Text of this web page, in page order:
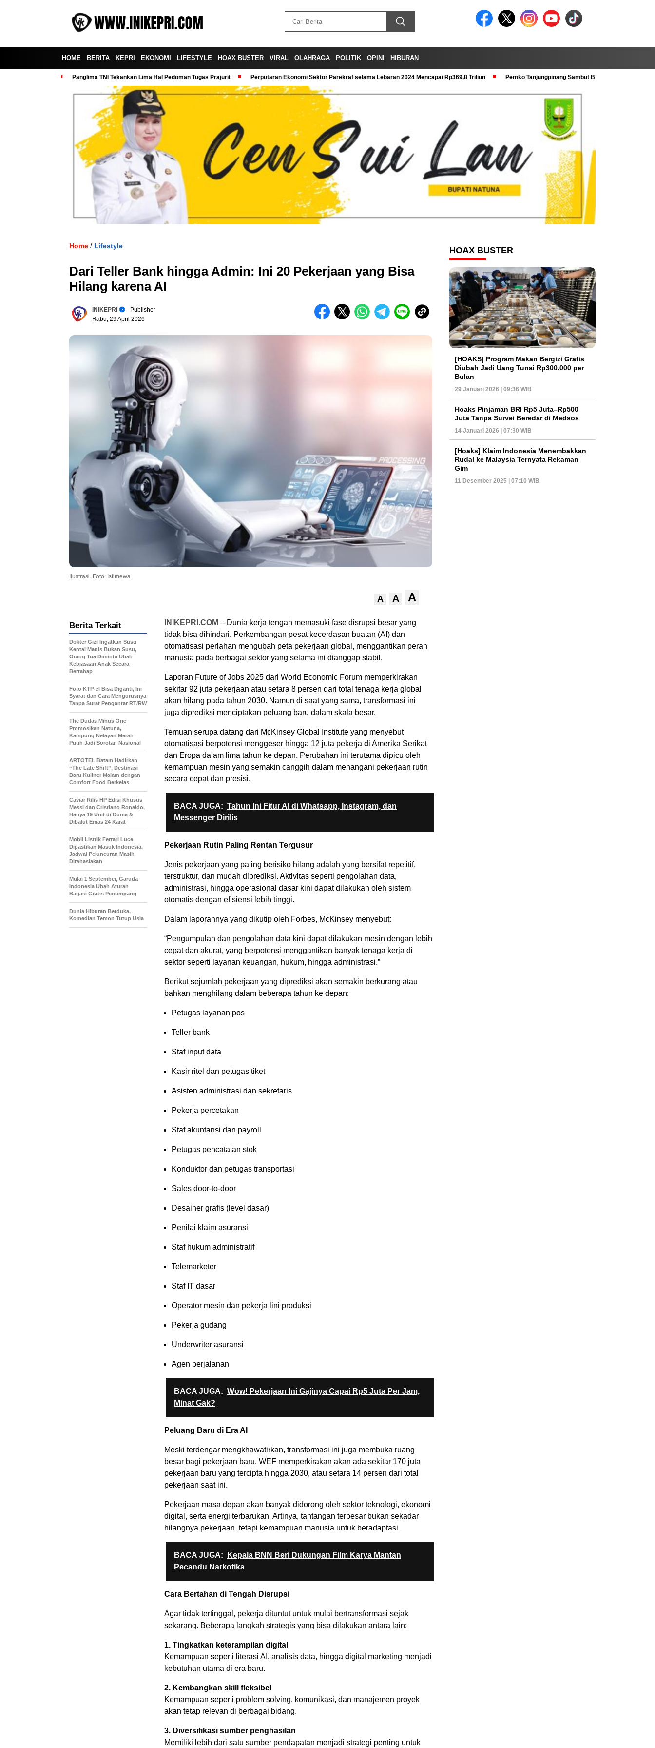
HOME BERITA KEPRI EKONOMI LIFESTYLE HOAX BUSTER VIRAL OLAHRAGA POLITIK OPINI HIBURAN
Panglima TNI Tekankan Lima Hal Pedoman Tugas Prajurit Perputaran Ekonomi Sektor Parekraf selama Lebaran 2024 Mencapai Rp369,8 Triliun Pemko Tanjungpinang Sambut Baik Pra Verval KRS
Home / Lifestyle
Dari Teller Bank hingga Admin: Ini 20 Pekerjaan yang Bisa
Hilang karena AI
INIKEPRI
- Publisher
Rabu, 29 April 2026
Ilustrasi. Foto: Istimewa
A A A
INIKEPRI.COM – Dunia kerja tengah memasuki fase disrupsi besar yang
tidak bisa dihindari. Perkembangan pesat kecerdasan buatan (AI) dan
otomatisasi perlahan mengubah peta pekerjaan global, menggantikan peran
manusia pada berbagai sektor yang selama ini dianggap stabil.
Laporan Future of Jobs 2025 dari World Economic Forum memperkirakan
sekitar 92 juta pekerjaan atau setara 8 persen dari total tenaga kerja global
akan hilang pada tahun 2030. Namun di saat yang sama, transformasi ini
juga diprediksi menciptakan peluang baru dalam skala besar.
Temuan serupa datang dari McKinsey Global Institute yang menyebut
otomatisasi berpotensi menggeser hingga 12 juta pekerja di Amerika Serikat
dan Eropa dalam lima tahun ke depan. Perubahan ini terutama dipicu oleh
kemampuan mesin yang semakin canggih dalam menangani pekerjaan rutin
secara cepat dan presisi.
BACA JUGA: Tahun Ini Fitur AI di Whatsapp, Instagram, dan
Messenger Dirilis
Pekerjaan Rutin Paling Rentan Tergusur
Jenis pekerjaan yang paling berisiko hilang adalah yang bersifat repetitif,
terstruktur, dan mudah diprediksi. Aktivitas seperti pengolahan data,
administrasi, hingga operasional dasar kini dapat dilakukan oleh sistem
otomatis dengan efisiensi lebih tinggi.
Dalam laporannya yang dikutip oleh Forbes, McKinsey menyebut:
“Pengumpulan dan pengolahan data kini dapat dilakukan mesin dengan lebih
cepat dan akurat, yang berpotensi menggantikan banyak tenaga kerja di
sektor seperti layanan keuangan, hukum, hingga administrasi.”
Berikut sejumlah pekerjaan yang diprediksi akan semakin berkurang atau
bahkan menghilang dalam beberapa tahun ke depan:
Petugas layanan pos
Teller bank
Staf input data
Kasir ritel dan petugas tiket
Asisten administrasi dan sekretaris
Pekerja percetakan
Staf akuntansi dan payroll
Petugas pencatatan stok
Konduktor dan petugas transportasi
Sales door-to-door
Desainer grafis (level dasar)
Penilai klaim asuransi
Staf hukum administratif
Telemarketer
Staf IT dasar
Operator mesin dan pekerja lini produksi
Pekerja gudang
Underwriter asuransi
Agen perjalanan
BACA JUGA: Wow! Pekerjaan Ini Gajinya Capai Rp5 Juta Per Jam,
Minat Gak?
Peluang Baru di Era AI
Meski terdengar mengkhawatirkan, transformasi ini juga membuka ruang
besar bagi pekerjaan baru. WEF memperkirakan akan ada sekitar 170 juta
pekerjaan baru yang tercipta hingga 2030, atau setara 14 persen dari total
pekerjaan saat ini.
Pekerjaan masa depan akan banyak didorong oleh sektor teknologi, ekonomi
digital, serta energi terbarukan. Artinya, tantangan terbesar bukan sekadar
hilangnya pekerjaan, tetapi kemampuan manusia untuk beradaptasi.
BACA JUGA:
Kepala BNN Beri Dukungan Film Karya Mantan
Pecandu Narkotika
Cara Bertahan di Tengah Disrupsi
Agar tidak tertinggal, pekerja dituntut untuk mulai bertransformasi sejak
sekarang. Beberapa langkah strategis yang bisa dilakukan antara lain:
1. Tingkatkan keterampilan digital
Kemampuan seperti literasi AI, analisis data, hingga digital marketing menjadi
kebutuhan utama di era baru.
2. Kembangkan skill fleksibel
Kemampuan seperti problem solving, komunikasi, dan manajemen proyek
akan tetap relevan di berbagai bidang.
3. Diversifikasi sumber penghasilan
Memiliki lebih dari satu sumber pendapatan menjadi strategi penting untuk
Berita Terkait
Dokter Gizi Ingatkan Susu
Kental Manis Bukan Susu,
Orang Tua Diminta Ubah
Kebiasaan Anak Secara
Bertahap
Foto KTP-el Bisa Diganti, Ini
Syarat dan Cara Mengurusnya
Tanpa Surat Pengantar RT/RW
The Dudas Minus One
Promosikan Natuna,
Kampung Nelayan Merah
Putih Jadi Sorotan Nasional
ARTOTEL Batam Hadirkan
“The Late Shift”, Destinasi
Baru Kuliner Malam dengan
Comfort Food Berkelas
Caviar Rilis HP Edisi Khusus
Messi dan Cristiano Ronaldo,
Hanya 19 Unit di Dunia &
Dibalut Emas 24 Karat
Mobil Listrik Ferrari Luce
Dipastikan Masuk Indonesia,
Jadwal Peluncuran Masih
Dirahasiakan
Mulai 1 September, Garuda
Indonesia Ubah Aturan
Bagasi Gratis Penumpang
Dunia Hiburan Berduka,
Komedian Temon Tutup Usia
HOAX BUSTER
[HOAKS] Program Makan Bergizi Gratis
Diubah Jadi Uang Tunai Rp300.000 per
Bulan
29 Januari 2026 | 09:36 WIB
Hoaks Pinjaman BRI Rp5 Juta–Rp500
Juta Tanpa Survei Beredar di Medsos
14 Januari 2026 | 07:30 WIB
[Hoaks] Klaim Indonesia Menembakkan
Rudal ke Malaysia Ternyata Rekaman
Gim
11 Desember 2025 | 07:10 WIB